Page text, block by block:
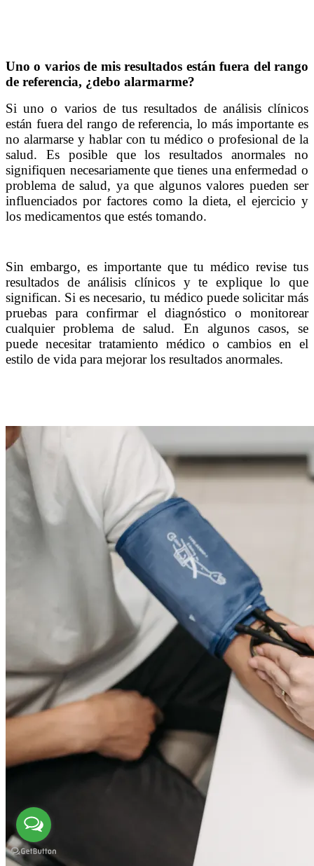
Uno o varios de mis resultados están fuera del rango
de referencia, ¿debo alarmarme?
Si uno o varios de tus resultados de análisis clínicos
están fuera del rango de referencia, lo más importante es
no alarmarse y hablar con tu médico o profesional de la
salud. Es posible que los resultados anormales no
signifiquen necesariamente que tienes una enfermedad o
problema de salud, ya que algunos valores pueden ser
influenciados por factores como la dieta, el ejercicio y
los medicamentos que estés tomando.
Sin embargo, es importante que tu médico revise tus
resultados de análisis clínicos y te explique lo que
significan. Si es necesario, tu médico puede solicitar más
pruebas para confirmar el diagnóstico o monitorear
cualquier problema de salud. En algunos casos, se
puede necesitar tratamiento médico o cambios en el
estilo de vida para mejorar los resultados anormales.